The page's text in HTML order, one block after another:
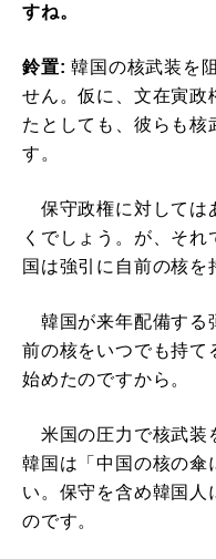
すね。
鈴置:韓国の核武装を
せん。仮に、文在寅政
たとしても、彼らも
す。
保守政権に対しては
くでしょう。が、そ
国は強引に自前の核を
韓国が来年配備する
前の核をいつでも持て
始めたのですから。
米国の圧力で核武装
韓国は「中国の核の傘
い。保守を含め韓国人
のです。